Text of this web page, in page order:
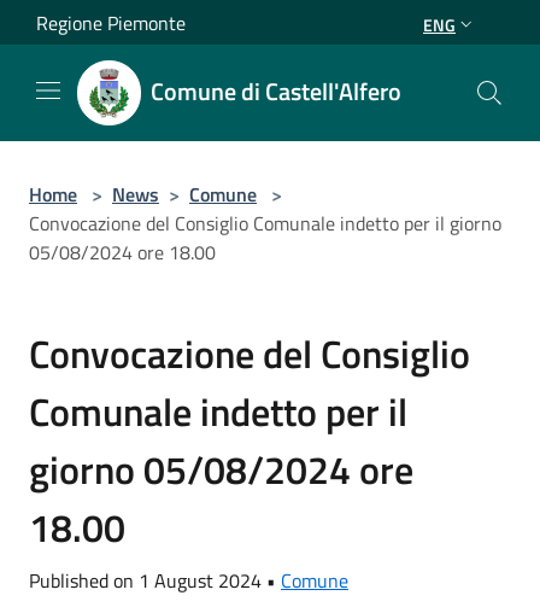
Salta al contenuto principale
Regione Piemonte ENG
Comune di Castell'Alfero
Home > News > Comune >
Convocazione del Consiglio Comunale indetto per il giorno
05/08/2024 ore 18.00
Convocazione del Consiglio
Comunale indetto per il
giorno 05/08/2024 ore
18.00
Published on 1 August 2024 • Comune